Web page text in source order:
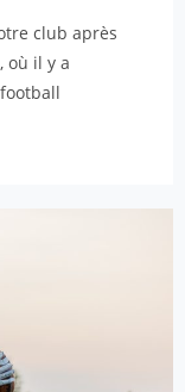
club après
où il y a